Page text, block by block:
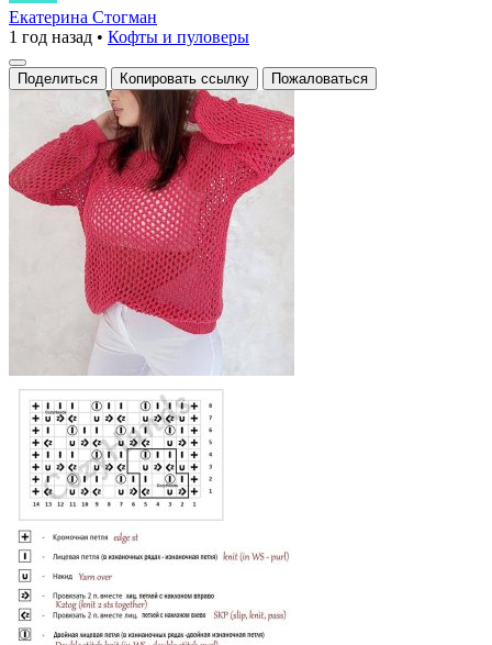
открытый
вязаный
свитер
крупной
сеткой
и
ярким
цветом
Екатерина Стогман
1 год назад • Кофты и пуловеры
Поделиться Копировать ссылку Пожаловаться